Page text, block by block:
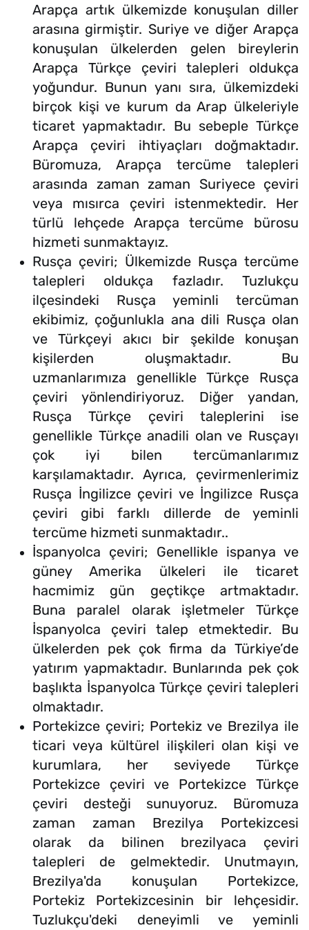
Arapça artık ülkemizde konuşulan diller
arasına girmiştir. Suriye ve diğer Arapça
konuşulan ülkelerden gelen bireylerin
Arapça Türkçe çeviri talepleri oldukça
yoğundur. Bunun yanı sıra, ülkemizdeki
birçok kişi ve kurum da Arap ülkeleriyle
ticaret yapmaktadır. Bu sebeple Türkçe
Arapça çeviri ihtiyaçları doğmaktadır.
Büromuza, Arapça tercüme talepleri
arasında zaman zaman Suriyece çeviri
veya mısırca çeviri istenmektedir. Her
türlü lehçede Arapça tercüme bürosu
hizmeti sunmaktayız.
Rusça çeviri; Ülkemizde Rusça tercüme
talepleri oldukça fazladır. Tuzlukçu
ilçesindeki Rusça yeminli tercüman
ekibimiz, çoğunlukla ana dili Rusça olan
ve Türkçeyi akıcı bir şekilde konuşan
kişilerden oluşmaktadır. Bu
uzmanlarımıza genellikle Türkçe Rusça
çeviri yönlendiriyoruz. Diğer yandan,
Rusça Türkçe çeviri taleplerini ise
genellikle Türkçe anadili olan ve Rusçayı
çok iyi bilen tercümanlarımız
karşılamaktadır. Ayrıca, çevirmenlerimiz
Rusça İngilizce çeviri ve İngilizce Rusça
çeviri gibi farklı dillerde de yeminli
tercüme hizmeti sunmaktadır..
İspanyolca çeviri; Genellikle ispanya ve
güney Amerika ülkeleri ile ticaret
hacmimiz gün geçtikçe artmaktadır.
Buna paralel olarak işletmeler Türkçe
İspanyolca çeviri talep etmektedir. Bu
ülkelerden pek çok firma da Türkiye’de
yatırım yapmaktadır. Bunlarında pek çok
başlıkta İspanyolca Türkçe çeviri talepleri
olmaktadır.
Portekizce çeviri; Portekiz ve Brezilya ile
ticari veya kültürel ilişkileri olan kişi ve
kurumlara, her seviyede Türkçe
Portekizce çeviri ve Portekizce Türkçe
çeviri desteği sunuyoruz. Büromuza
zaman zaman Brezilya Portekizcesi
olarak da bilinen brezilyaca çeviri
talepleri de gelmektedir. Unutmayın,
Brezilya'da konuşulan Portekizce,
Portekiz Portekizcesinin bir lehçesidir.
Tuzlukçu'deki deneyimli ve yeminli